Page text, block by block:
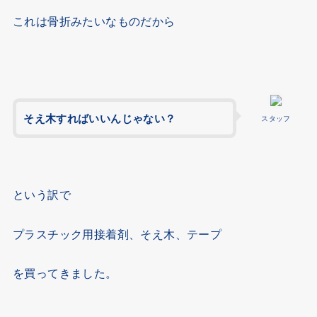
これは骨折みたいなものだから
スタッフ
そえ木すればいいんじゃない？
という訳で
プラスチック用接着剤、そえ木、テープ
を買ってきました。